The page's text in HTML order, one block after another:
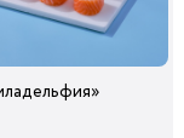
29i 20 гр